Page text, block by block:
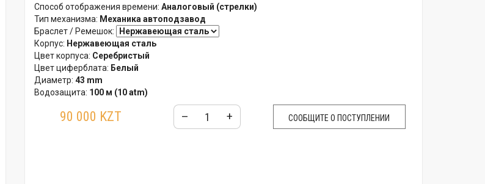
Способ отображения времени: Аналоговый (стрелки)
Тип механизма: Механика автоподзавод
Браслет / Ремешок:
Корпус: Нержавеющая сталь
Цвет корпуса: Серебристый
Цвет циферблата: Белый
Диаметр: 43 mm
Водозащита: 100 м (10 atm)
Особенности:Часы - Суточники
90 000 KZT – + СООБЩИТЕ О ПОСТУПЛЕНИИ